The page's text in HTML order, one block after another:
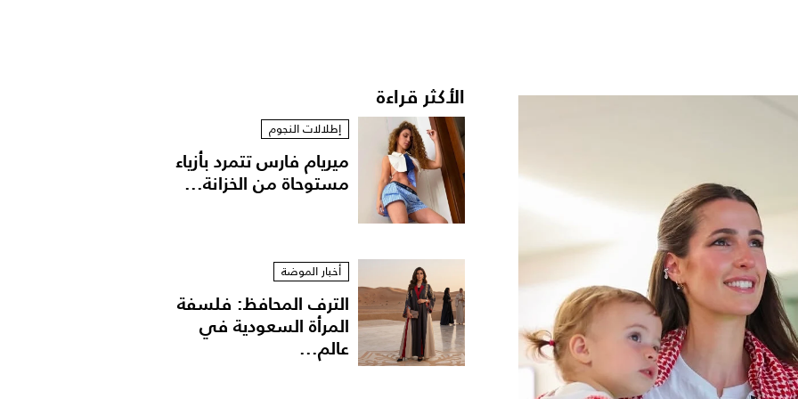
الأكثر قراءة
إطلالات النجوم
ميريام فارس تتمرد بأزياء
مستوحاة من الخزانة...
أخبار الموضة
الترف المحافظ: فلسفة
المرأة السعودية في
عالم...